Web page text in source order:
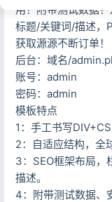
用！附带测试数据
标题/关键词/描述，
获取源源不断订单！
后台：域名/
账号：admin
密码：admin
模板特点
1：手工书写
2：自适应结构，全
3：SEO框架布局，
描述。
4：附带测试数据、